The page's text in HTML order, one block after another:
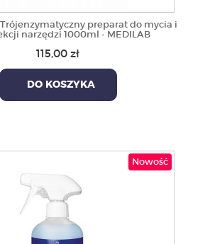
Trójenzymatyczny preparat do mycia i
narzędzi 1000ml - MEDILAB
115,00 zł
DO KOSZYKA
Nowość